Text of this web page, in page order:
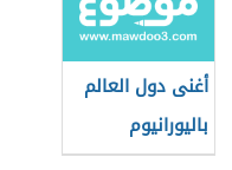
أغنى دول العالم
باليورانيوم